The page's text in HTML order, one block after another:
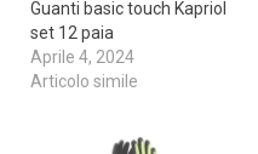
Guanti basic touch Kapriol
set 12 paia
Aprile 4, 2024
Articolo simile